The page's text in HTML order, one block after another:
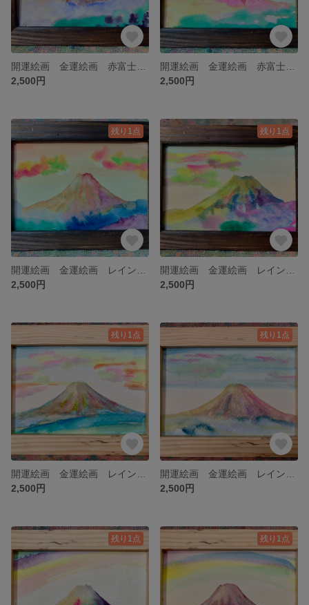
2,500円
2,500円
残り1点
2,500円
残り1点
2,500円
残り1点
2,500円
残り1点
2,500円
残り1点 残り1点